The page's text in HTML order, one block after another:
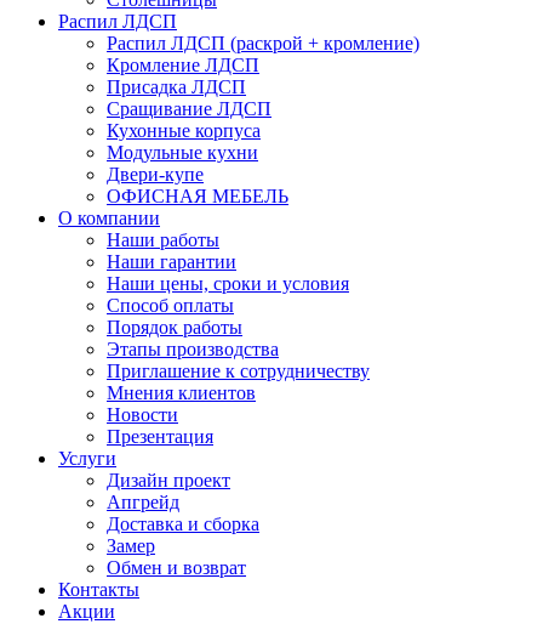
Распил ЛДСП
Распил ЛДСП (раскрой + кромление)
Кромление ЛДСП
Присадка ЛДСП
Сращивание ЛДСП
Кухонные корпуса
Модульные кухни
Двери-купе
ОФИСНАЯ МЕБЕЛЬ
О компании
Наши работы
Наши гарантии
Наши цены, сроки и условия
Способ оплаты
Порядок работы
Этапы производства
Приглашение к сотрудничеству
Мнения клиентов
Новости
Презентация
Услуги
Дизайн проект
Апгрейд
Доставка и сборка
Замер
Обмен и возврат
Контакты
Акции